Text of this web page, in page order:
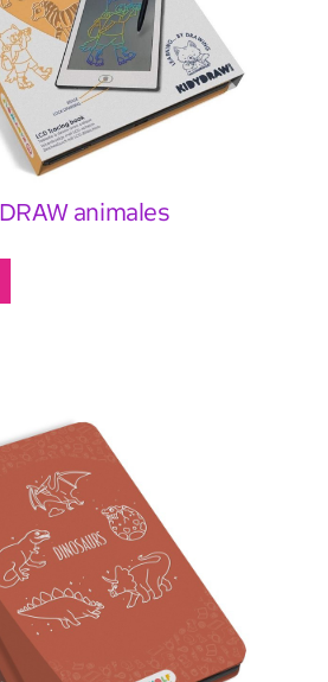
animales